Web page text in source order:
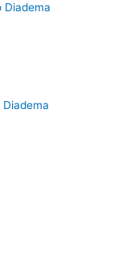
Diadema